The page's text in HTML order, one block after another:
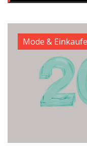
Mode &